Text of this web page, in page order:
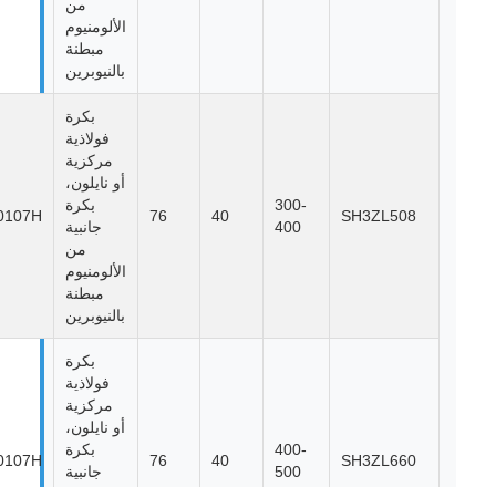
الألومنيوم
مبطنة
بالنيوبرين
SH3ZL508
300-
400
بكرة
فولاذية
مركزية
أو نايلون،
بكرة
جانبية
الألومنيوم
مبطنة
بالنيوبرين
10107H
SH3ZL660
400-
500
بكرة
فولاذية
مركزية
أو نايلون،
بكرة
جانبية
10107H